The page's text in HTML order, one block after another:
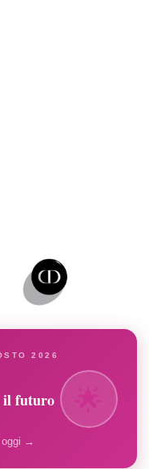
2026
il futuro
oggi →